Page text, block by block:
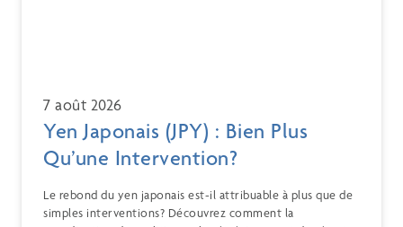
7 août 2026
Yen Japonais (JPY) : Bien Plus
Qu’une Intervention?
Le rebond du yen japonais est-il attribuable à plus que de
simples interventions? Découvrez comment la